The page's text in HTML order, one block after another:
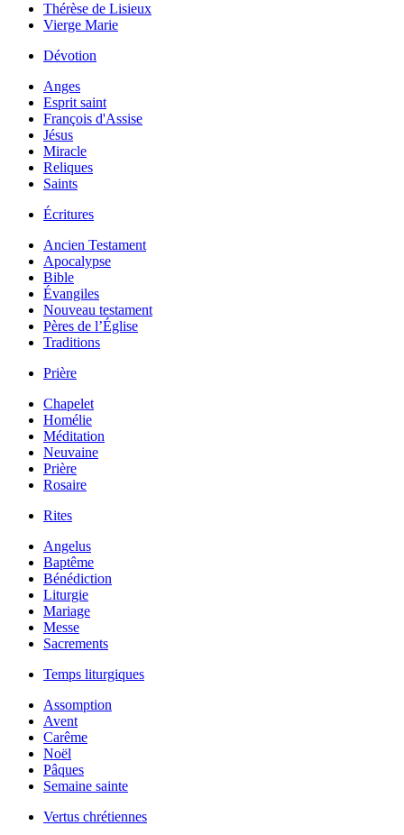
Thérèse de Lisieux
Vierge Marie
Dévotion
Anges
Esprit saint
François d'Assise
Jésus
Miracle
Reliques
Saints
Écritures
Ancien Testament
Apocalypse
Bible
Évangiles
Nouveau testament
Pères de l’Église
Traditions
Prière
Chapelet
Homélie
Méditation
Neuvaine
Prière
Rosaire
Rites
Angelus
Baptême
Bénédiction
Liturgie
Mariage
Messe
Sacrements
Temps liturgiques
Assomption
Avent
Carême
Noël
Pâques
Semaine sainte
Vertus chrétiennes